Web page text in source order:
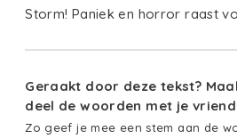
Storm! Paniek en horror raast
Geraakt door deze tekst?
deel de woorden met je
Zo geef je mee een stem aan de